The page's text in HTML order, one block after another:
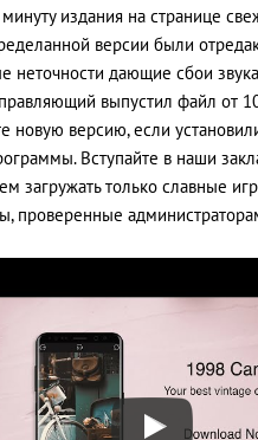
издания на странице
версии были
неточности дающие сбои
выпустил файл от
новую версию, если
Вступайте в наши
загружать только славные
проверенные